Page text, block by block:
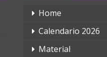
Home
Calendario 2026
Material